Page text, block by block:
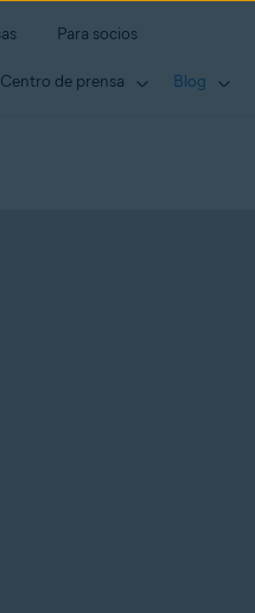
Para socios
Centro de prensa Blog